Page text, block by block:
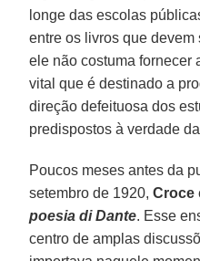
longe das escolas
entre os livros que devem
ele não costuma fornecer
vital que é destinado a
direção defeituosa dos
predispostos à verdade
Poucos meses antes da
setembro de 1920,Croce
poesia di Dante. Esse
centro de amplas